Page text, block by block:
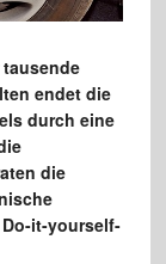
endet die
durch eine
die
it-yourself-